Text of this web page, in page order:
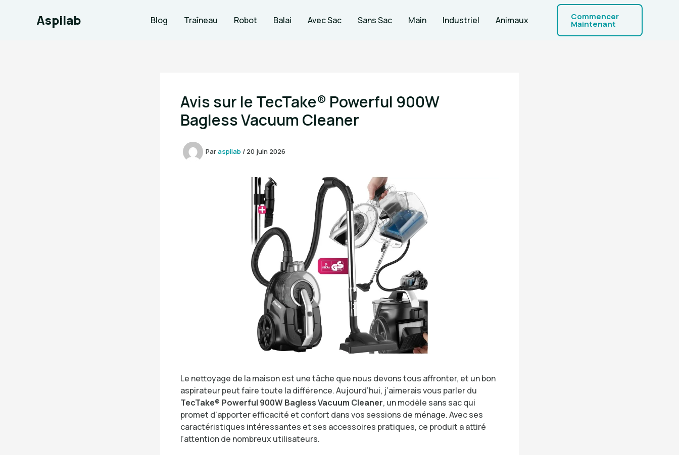
Aspilab Blog Traîneau Robot Balai Avec Sac Sans Sac Main Industriel Animaux Commencer
Maintenant
Avis sur le TecTake® Powerful 900W
Bagless Vacuum Cleaner
Paraspilab / 20 juin 2026
Le nettoyage de la maison est une tâche que nous devons tous affronter, et un bon
aspirateur peut faire toute la différence. Aujourd’hui, j’aimerais vous parler du
TecTake® Powerful 900W Bagless Vacuum Cleaner, un modèle sans sac qui
promet d’apporter efficacité et confort dans vos sessions de ménage. Avec ses
caractéristiques intéressantes et ses accessoires pratiques, ce produit a attiré
l’attention de nombreux utilisateurs.